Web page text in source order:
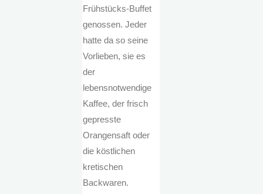
Frühstücks-Buffet
genossen. Jeder
hatte da so seine
Vorlieben, sie es
der
lebensnotwendige
Kaffee, der frisch
gepresste
Orangensaft oder
die köstlichen
kretischen
Backwaren.